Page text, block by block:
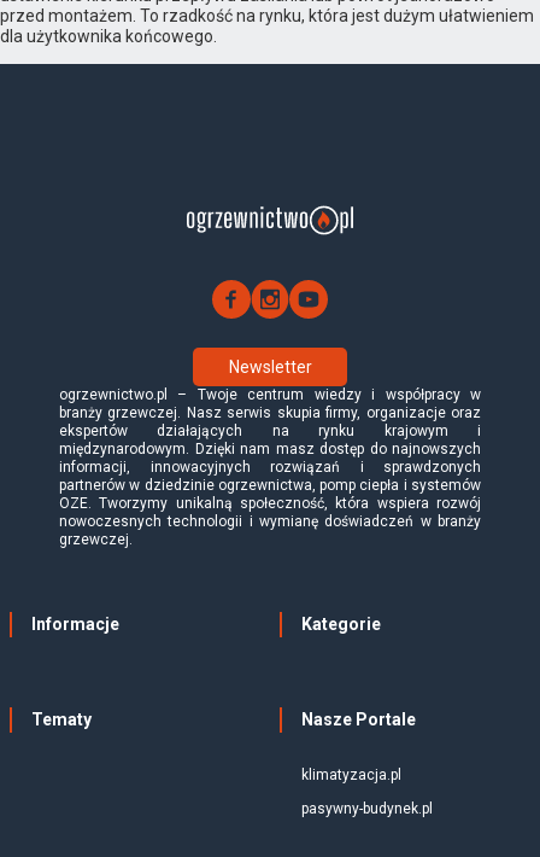
przed montażem. To rzadkość na rynku, która jest dużym ułatwieniem
dla użytkownika końcowego.
Newsletter
ogrzewnictwo.pl – Twoje centrum wiedzy i współpracy w
branży grzewczej. Nasz serwis skupia firmy, organizacje oraz
ekspertów działających na rynku krajowym i
międzynarodowym. Dzięki nam masz dostęp do najnowszych
informacji, innowacyjnych rozwiązań i sprawdzonych
partnerów w dziedzinie ogrzewnictwa, pomp ciepła i systemów
OZE. Tworzymy unikalną społeczność, która wspiera rozwój
nowoczesnych technologii i wymianę doświadczeń w branży
grzewczej.
Informacje Kategorie
Tematy Nasze Portale
klimatyzacja.pl
pasywny-budynek.pl